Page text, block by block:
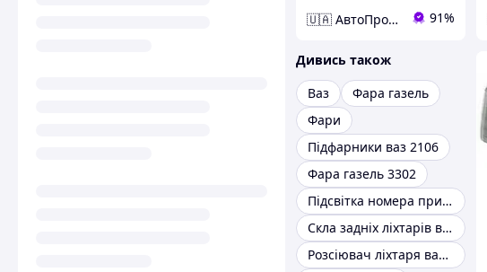
🇺🇦 АвтоПром 🇺🇦 91%
Дивись також
Ваз
Фара газель
Фари
Підфарники ваз 2106
Фара газель 3302
Підсвітка номера причепа
Скла задніх ліхтарів ваз 2101
Розсіювач ліхтаря ваз 2101